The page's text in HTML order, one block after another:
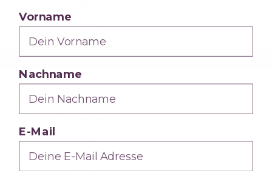
PRODUKTDETAILS
VERSAND & RÜCKGABE
HILFE & KONTAKT
Vorname
Nachname
E-Mail